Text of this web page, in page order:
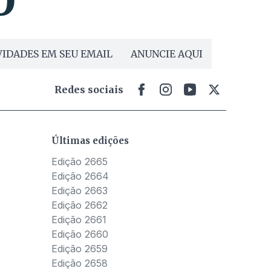
EM SEU EMAIL ANUNCIE AQUI
Redes sociais
Últimas edições
Edição 2665
Edição 2664
Edição 2663
Edição 2662
Edição 2661
Edição 2660
Edição 2659
Edição 2658